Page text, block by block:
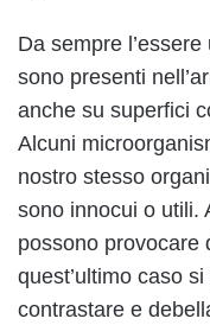
Da sempre
sono presenti
anche su superfici
Alcuni
nostro stesso
sono innocui o utili.
possono provocare
quest’ultimo caso
contrastare e